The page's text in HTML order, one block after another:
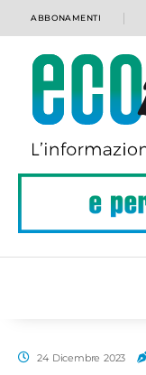
ABBONAMENTI
24 Dicembre 2023